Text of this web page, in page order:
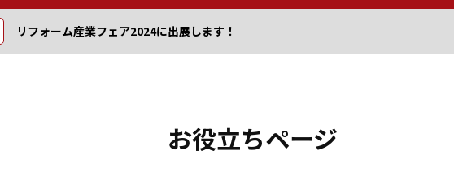
リフォーム産業フェア2024に出展します！
お役立ちページ